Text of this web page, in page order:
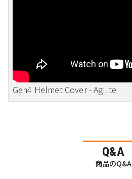
Gen4 Helmet Cover - Agilite
Q&A
商品のQ&A